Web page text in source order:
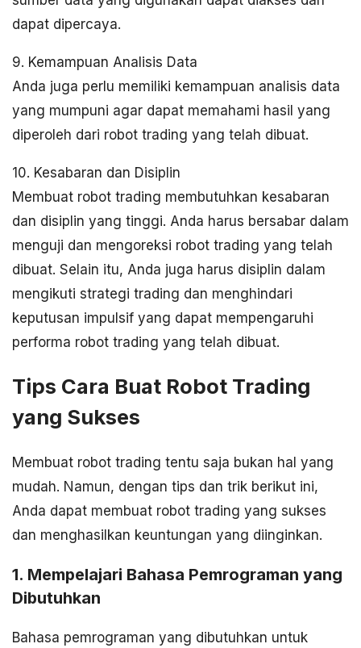
dapat dipercaya.
9. Kemampuan Analisis Data
Anda juga perlu memiliki kemampuan analisis data
yang mumpuni agar dapat memahami hasil yang
diperoleh dari robot trading yang telah dibuat.
10. Kesabaran dan Disiplin
Membuat robot trading membutuhkan kesabaran
dan disiplin yang tinggi. Anda harus bersabar dalam
menguji dan mengoreksi robot trading yang telah
dibuat. Selain itu, Anda juga harus disiplin dalam
mengikuti strategi trading dan menghindari
keputusan impulsif yang dapat mempengaruhi
performa robot trading yang telah dibuat.
Tips Cara Buat Robot Trading
yang Sukses
Membuat robot trading tentu saja bukan hal yang
mudah. Namun, dengan tips dan trik berikut ini,
Anda dapat membuat robot trading yang sukses
dan menghasilkan keuntungan yang diinginkan.
1. Mempelajari Bahasa Pemrograman yang
Dibutuhkan
Bahasa pemrograman yang dibutuhkan untuk